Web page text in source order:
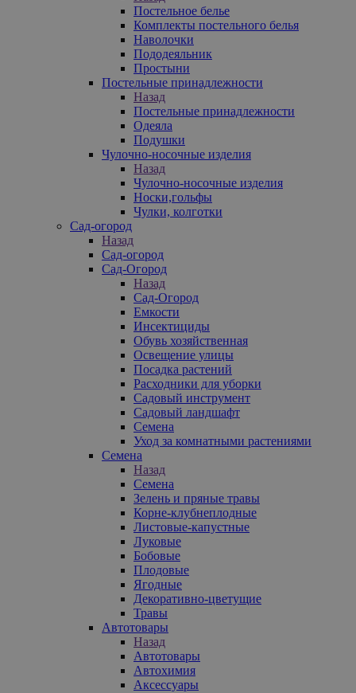
Постельное белье
Комплекты постельного белья
Наволочки
Пододеяльник
Простыни
Постельные принадлежности
Назад
Постельные принадлежности
Одеяла
Подушки
Чулочно-носочные изделия
Назад
Чулочно-носочные изделия
Носки,гольфы
Чулки, колготки
Сад-огород
Назад
Сад-огород
Сад-Огород
Назад
Сад-Огород
Емкости
Инсектициды
Обувь хозяйственная
Освещение улицы
Посадка растений
Расходники для уборки
Садовый инструмент
Садовый ландшафт
Семена
Уход за комнатными растениями
Семена
Назад
Семена
Зелень и пряные травы
Корне-клубнеплодные
Листовые-капустные
Луковые
Бобовые
Плодовые
Ягодные
Декоративно-цветущие
Травы
Автотовары
Назад
Автотовары
Автохимия
Аксессуары